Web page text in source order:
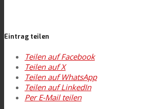
Eintrag teilen
Teilen auf Facebook
Teilen auf X
Teilen auf WhatsApp
Teilen auf LinkedIn
Per E-Mail teilen